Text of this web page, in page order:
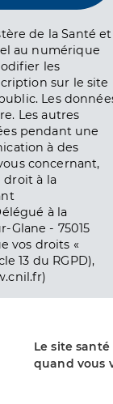
de la Santé et
au numérique
les
sur le site
Les
Les autres
pendant une
à des
concernant,
droit à la
à la
Glane - 75015
vos droits «
13 du RGPD),
Le site
quand vous